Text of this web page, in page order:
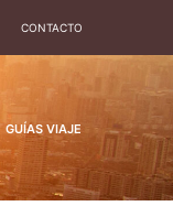
CONTACTO
GUÍAS VIAJE